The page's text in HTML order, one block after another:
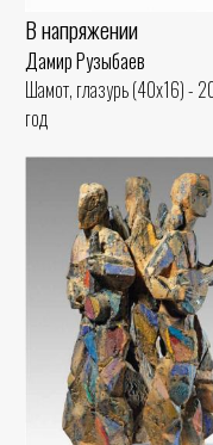
В напряжении
Дамир Рузыбаев
Шамот, глазурь (40x16) -
год